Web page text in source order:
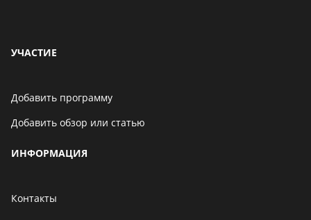
УЧАСТИЕ
Добавить программу
Добавить обзор или статью
ИНФОРМАЦИЯ
Контакты